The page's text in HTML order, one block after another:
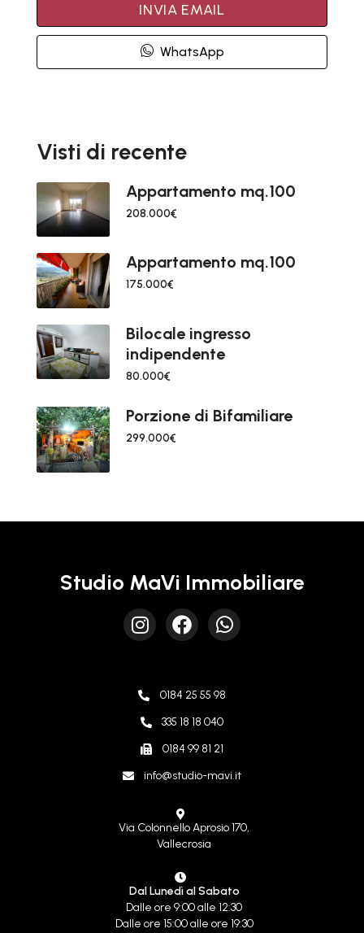
INVIA EMAIL
WhatsApp
Visti di recente
Appartamento mq.100
208.000€
Appartamento mq.100
175.000€
Bilocale ingresso
indipendente
80.000€
Porzione di Bifamiliare
299.000€
Studio MaVi Immobiliare
0184 25 55 98
335 18 18 040
0184 99 81 21
info@studio-mavi.it
Via Colonnello Aprosio 170,
Vallecrosia
Dal Lunedì al Sabato
Dalle ore 9:00 alle 12:30
Dalle ore 15:00 alle ore 19:30